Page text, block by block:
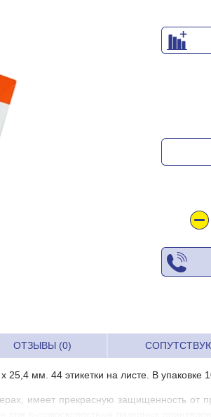
ОТЗЫВЫ (0)
мм. 44 этикетки на листе. В упаковке
имеет прекрасную защищенность от